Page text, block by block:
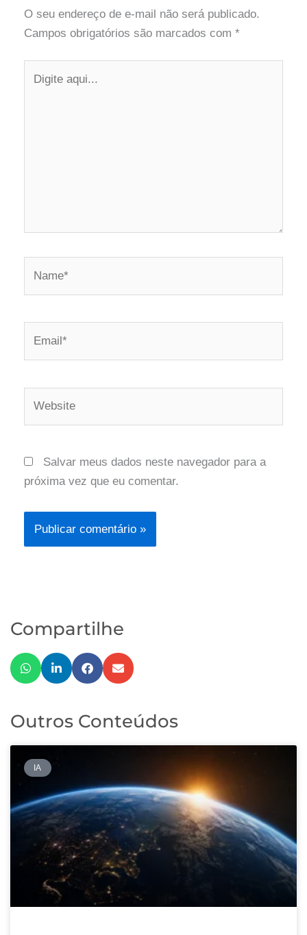
O seu endereço de e-mail não será publicado.
Campos obrigatórios são marcados com *
aqui...
Salvar meus dados neste navegador para a
próxima vez que eu comentar.
Compartilhe
Outros Conteúdos
IA